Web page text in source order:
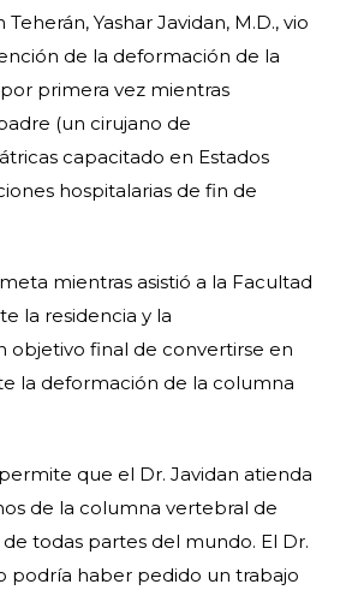
Yashar Javidan, M.D., vio
de la deformación de la
primera vez mientras
(un cirujano de
capacitado en Estados
hospitalarias de fin de
mientras asistió a la Facultad
la residencia y la
objetivo final de convertirse en
la deformación de la columna
que el Dr. Javidan atienda
de la columna vertebral de
todas partes del mundo. El Dr.
podría haber pedido un trabajo